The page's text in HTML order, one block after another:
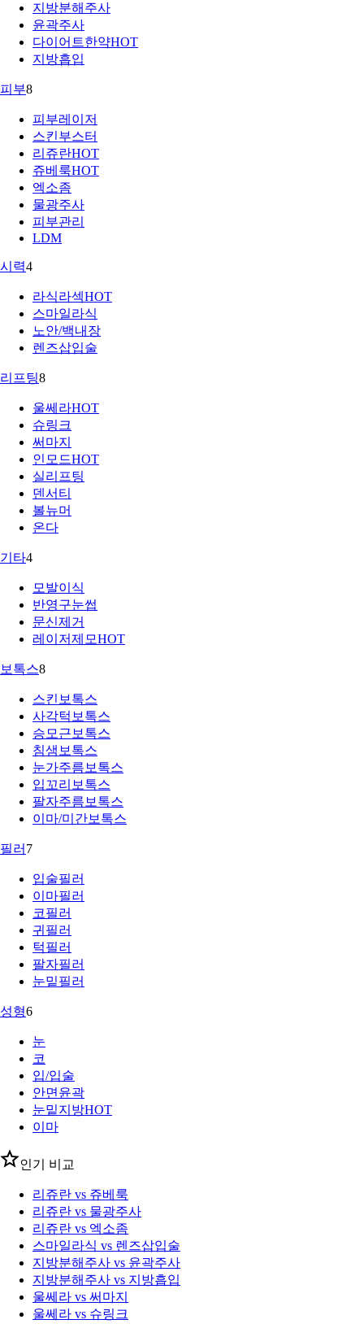
지방분해주사
윤곽주사
다이어트한약HOT
지방흡입
피부8
피부레이저
스킨부스터
리쥬란HOT
쥬베룩HOT
엑소좀
물광주사
피부관리
LDM
시력4
라식라섹HOT
스마일라식
노안/백내장
렌즈삽입술
리프팅8
울쎄라HOT
슈링크
써마지
인모드HOT
실리프팅
덴서티
볼뉴머
온다
기타4
모발이식
반영구눈썹
문신제거
레이저제모HOT
보톡스8
스킨보톡스
사각턱보톡스
승모근보톡스
침샘보톡스
눈가주름보톡스
입꼬리보톡스
팔자주름보톡스
이마/미간보톡스
필러 7
입술필러
이마필러
코필러
귀필러
턱필러
팔자필러
눈밑필러
성형6
눈
코
입/입술
안면윤곽
눈밑지방HOT
이마
인기 비교
리쥬란 vs 쥬베룩
리쥬란 vs 물광주사
리쥬란 vs 엑소좀
스마일라식 vs 렌즈삽입술
지방분해주사 vs 윤곽주사
지방분해주사 vs 지방흡입
울쎄라 vs 써마지
울쎄라 vs 슈링크